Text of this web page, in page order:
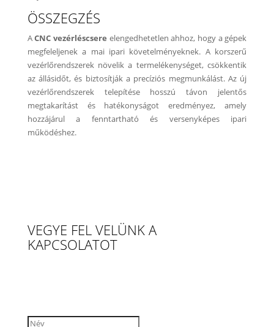
ÖSSZEGZÉS
ACNC vezérléscsere elengedhetetlen ahhoz, hogy a gépek
megfeleljenek a mai ipari követelményeknek. A korszerű
vezérlőrendszerek növelik a termelékenységet, csökkentik
az állásidőt, és biztosítják a precíziós megmunkálást. Az új
vezérlőrendszerek telepítése hosszú távon jelentős
megtakarítást és hatékonyságot eredményez, amely
hozzájárul a fenntartható és versenyképes ipari
működéshez.
VEGYE FEL VELÜNK A
KAPCSOLATOT